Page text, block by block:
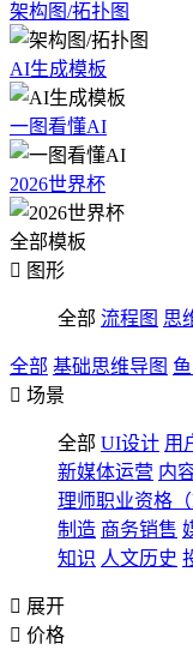
架构图/拓扑图
AI生成模板
一图看懂AI
2026世界杯
全部模板
 图形
全部 流程图 思
全部 基础思维导图
 场景
全部 UI设计 用
新媒体运营 内
理师职业资格（
制造 商务销售
知识 人文历史
 展开
 价格